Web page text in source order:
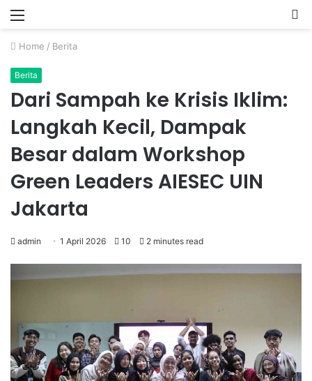
Menu
Home / Berita
Berita
Dari Sampah ke Krisis Iklim:
Langkah Kecil, Dampak
Besar dalam Workshop
Green Leaders AIESEC UIN
Jakarta
admin 1 April 2026 10 2 minutes read